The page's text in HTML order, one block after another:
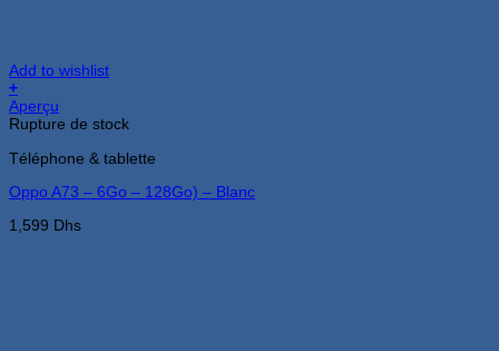
Add to wishlist
+
Aperçu
Rupture de stock
Téléphone & tablette
Oppo A73 – 6Go – 128Go) – Blanc
1,599 Dhs